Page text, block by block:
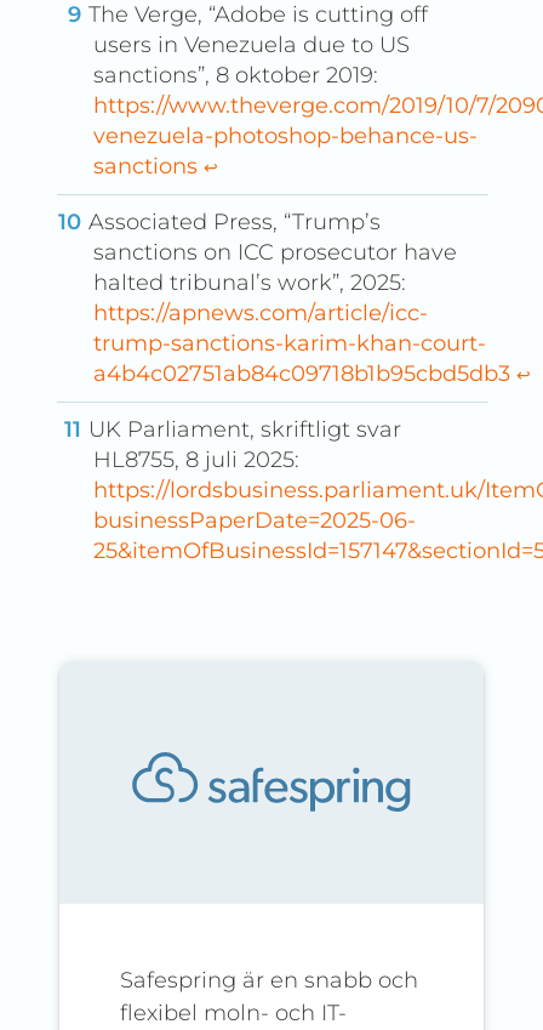
The Verge, “Adobe is cutting off
users in Venezuela due to US
sanctions”, 8 oktober 2019:
https://www.theverge.com/2019/10/7/
venezuela-photoshop-behance-us-
sanctions ↩︎
Associated Press, “Trump’s
sanctions on ICC prosecutor have
halted tribunal’s work”, 2025:
https://apnews.com/article/icc-
trump-sanctions-karim-khan-court-
a4b4c02751ab84c09718b1b95cbd5db3 ↩︎
UK Parliament, skriftligt svar
HL8755, 8 juli 2025:
https://lordsbusiness.parliament.uk/
businessPaperDate=2025-06-
Safespring är en snabb och
flexibel moln- och IT-